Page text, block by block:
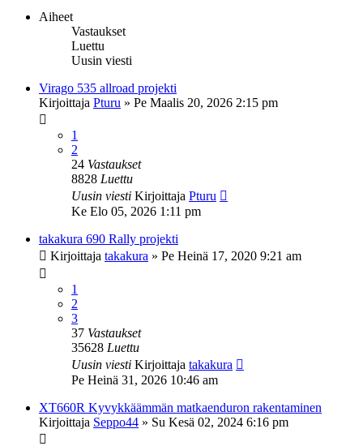
Aiheet
Vastaukset
Luettu
Uusin viesti
Virago 535 allroad projekti
Kirjoittaja Pturu » Pe Maalis 20, 2026 2:15 pm
1
2
24 Vastaukset
8828 Luettu
Uusin viesti Kirjoittaja Pturu
Ke Elo 05, 2026 1:11 pm
takakura 690 Rally projekti
Kirjoittaja takakura » Pe Heinä 17, 2020 9:21 am
1
2
3
37 Vastaukset
35628 Luettu
Uusin viesti Kirjoittaja takakura
Pe Heinä 31, 2026 10:46 am
XT660R Kyvykkäämmän matkaenduron rakentaminen
Kirjoittaja Seppo44 » Su Kesä 02, 2024 6:16 pm